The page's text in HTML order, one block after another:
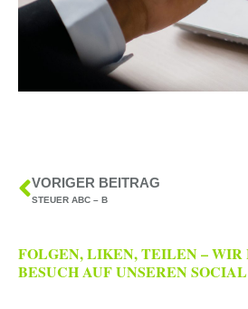
VORIGER BEITRAG
STEUER ABC – B
FOLGEN, LIKEN, TEILEN – WIR
BESUCH AUF UNSEREN